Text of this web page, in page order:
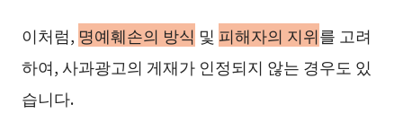
이처럼, 명예훼손의 방식 및 피해자의 지위를 고려
하여, 사과광고의 게재가 인정되지 않는 경우도 있
습니다.